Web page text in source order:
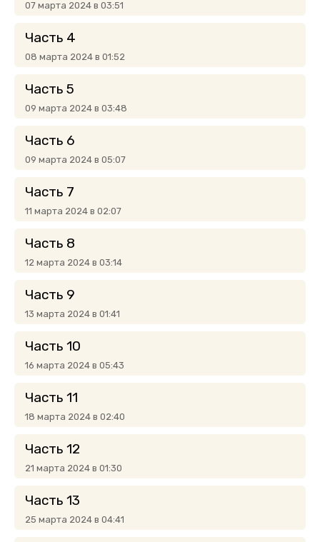
07 марта 2024 в 03:51
Часть 4
08 марта 2024 в 01:52
Часть 5
09 марта 2024 в 03:48
Часть 6
09 марта 2024 в 05:07
Часть 7
11 марта 2024 в 02:07
Часть 8
12 марта 2024 в 03:14
Часть 9
13 марта 2024 в 01:41
Часть 10
16 марта 2024 в 05:43
Часть 11
18 марта 2024 в 02:40
Часть 12
21 марта 2024 в 01:30
Часть 13
25 марта 2024 в 04:41